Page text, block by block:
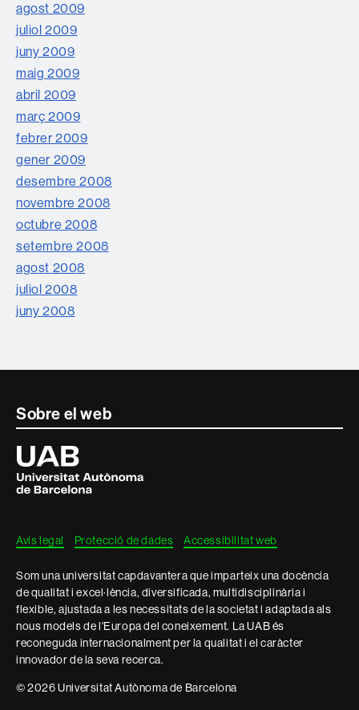
agost 2009
juliol 2009
juny 2009
maig 2009
abril 2009
març 2009
febrer 2009
gener 2009
desembre 2008
novembre 2008
octubre 2008
setembre 2008
agost 2008
juliol 2008
juny 2008
Contacte
informació
legal
Sobre el web
Universitat
Autònoma
de
Barcelona
Avís legal Protecció de dades Accessibilitat web
Som una universitat capdavantera que imparteix una docència
de qualitat i excel·lència, diversificada, multidisciplinària i
flexible, ajustada a les necessitats de la societat i adaptada als
nous models de l'Europa del coneixement. La UAB és
reconeguda internacionalment per la qualitat i el caràcter
innovador de la seva recerca.
© 2026 Universitat Autònoma de Barcelona